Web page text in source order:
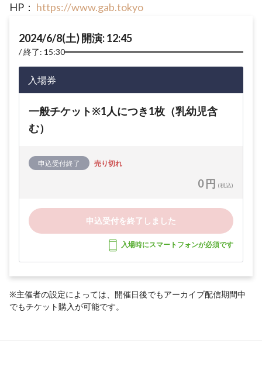
HP： https://www.gab.tokyo
2024/6/8(土) 開演: 12:45
終了: 15:30
入場券
一般チケット※1人につき1枚（乳幼児含
む）
申込受付終了 売り切れ
0 円 (税込)
申込受付を終了しました
入場時にスマートフォンが必須です
※主催者の設定によっては、開催日後でもアーカイブ配信期間中
でもチケット購入が可能です。